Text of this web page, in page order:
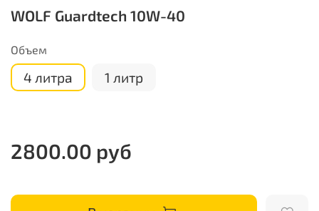
WOLF Guardtech 10W-40
Объем
4 литра 1 литр
2800.00 руб